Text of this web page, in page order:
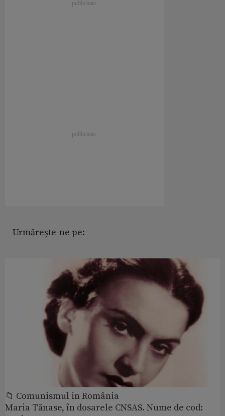
Urmărește-ne pe:
📁 Comunismul in România
Maria Tănase, în dosarele CNSAS. Nume de cod: